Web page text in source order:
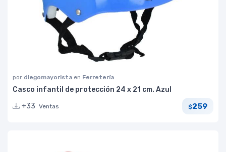
por diegomayorista en Ferretería
Casco infantil de protección 24 x 21 cm. Azul
+33 Ventas $259